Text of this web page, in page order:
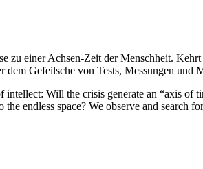
einer Achsen-Zeit der Menschheit.
Gefeilsche von Tests, Messungen und
Will the crisis generate an “axis of
endless space? We observe and search